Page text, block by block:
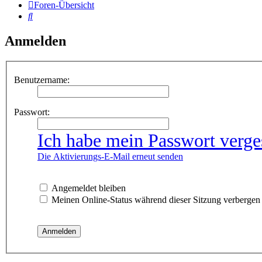
Foren-Übersicht
Suche
Anmelden
Benutzername:
Passwort:
Ich habe mein Passwort
Die Aktivierungs-E-Mail erneut senden
Angemeldet bleiben
Meinen Online-Status während dieser Sitzung verbergen